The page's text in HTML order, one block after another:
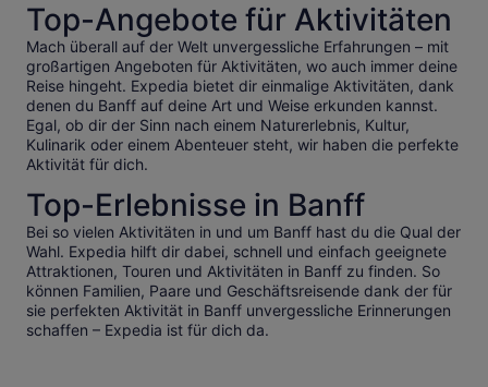
Top-Angebote für Aktivitäten
Mach überall auf der Welt unvergessliche Erfahrungen – mit
großartigen Angeboten für Aktivitäten, wo auch immer deine
Reise hingeht. Expedia bietet dir einmalige Aktivitäten, dank
denen du Banff auf deine Art und Weise erkunden kannst.
Egal, ob dir der Sinn nach einem Naturerlebnis, Kultur,
Kulinarik oder einem Abenteuer steht, wir haben die perfekte
Aktivität für dich.
Top-Erlebnisse in Banff
Bei so vielen Aktivitäten in und um Banff hast du die Qual der
Wahl. Expedia hilft dir dabei, schnell und einfach geeignete
Attraktionen, Touren und Aktivitäten in Banff zu finden. So
können Familien, Paare und Geschäftsreisende dank der für
sie perfekten Aktivität in Banff unvergessliche Erinnerungen
schaffen – Expedia ist für dich da.